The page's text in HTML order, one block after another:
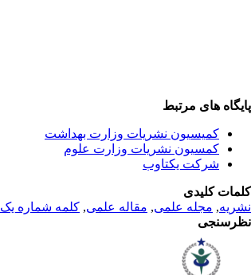
پایگاه های مرتبط
کمیسیون نشریات وزارت بهداشت
کمسیون نشریات وزارت علوم
شرکت یکتاوب
کلمات کلیدی
نشریه, مجله علمی, مقاله علمی, کلمه شماره یک
نظرسنجی